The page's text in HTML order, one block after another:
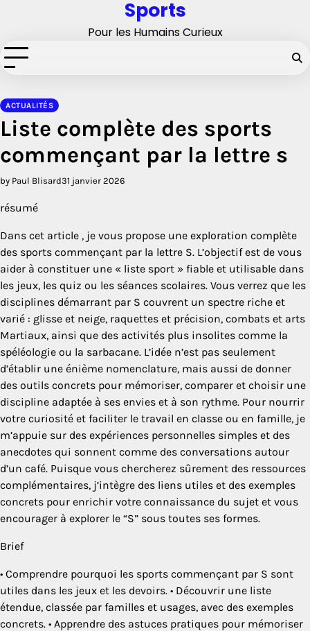
Sports
Pour les Humains Curieux
ACTUALITÉS
Liste complète des sports
commençant par la lettre s
by Paul Blisard31 janvier 2026
résumé
Dans cet article , je vous propose une exploration complète
des sports commençant par la lettre S. L’objectif est de vous
aider à constituer une « liste sport » fiable et utilisable dans
les jeux, les quiz ou les séances scolaires. Vous verrez que les
disciplines démarrant par S couvrent un spectre riche et
varié : glisse et neige, raquettes et précision, combats et arts
Martiaux, ainsi que des activités plus insolites comme la
spéléologie ou la sarbacane. L’idée n’est pas seulement
d’établir une énième nomenclature, mais aussi de donner
des outils concrets pour mémoriser, comparer et choisir une
discipline adaptée à ses envies et à son rythme. Pour nourrir
votre curiosité et faciliter le travail en classe ou en famille, je
m’appuie sur des expériences personnelles simples et des
anecdotes qui sonnent comme des conversations autour
d’un café. Puisque vous chercherez sûrement des ressources
complémentaires, j’intègre des liens utiles et des exemples
concrets pour enrichir votre connaissance du sujet et vous
encourager à explorer le “S” sous toutes ses formes.
Brief
• Comprendre pourquoi les sports commençant par S sont
utiles dans les jeux et les devoirs. • Découvrir une liste
étendue, classée par familles et usages, avec des exemples
concrets. • Apprendre des astuces pratiques pour mémoriser